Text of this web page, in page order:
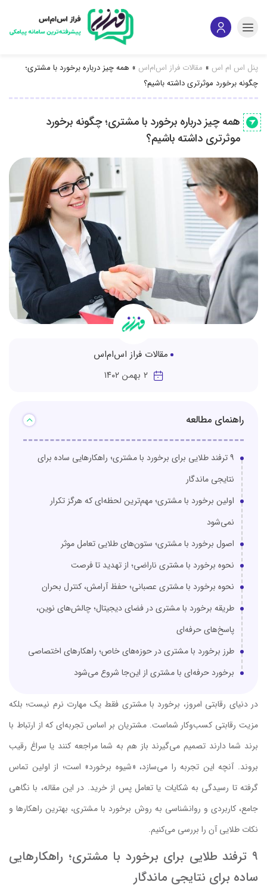
پنل اس ام اس » مقالات فراز اس‌ام‌اس » همه چیز درباره برخورد با مشتری؛
چگونه برخورد موثرتری داشته باشیم؟
همه چیز درباره برخورد با مشتری؛ چگونه برخورد
موثرتری داشته باشیم؟
مقالات فراز اس‌ام‌اس
۲ بهمن ۱۴۰۲
راهنمای مطالعه
۹ ترفند طلایی برای برخورد با مشتری؛ راهکارهایی ساده برای
نتایجی ماندگار
اولین برخورد با مشتری؛ مهم‌ترین لحظه‌ای که هرگز تکرار
نمی‌شود
اصول برخورد با مشتری؛ ستون‌های طلایی تعامل موثر
نحوه برخورد با مشتری ناراضی؛ از تهدید تا فرصت
نحوه برخورد با مشتری عصبانی؛ حفظ آرامش، کنترل بحران
طریقه برخورد با مشتری در فضای دیجیتال؛ چالش‌های نوین،
پاسخ‌های حرفه‌ای
طرز برخورد با مشتری در حوزه‌های خاص؛ راهکارهای اختصاصی
برخورد حرفه‌ای با مشتری از این‌جا شروع می‌شود
در دنیای رقابتی امروز، برخورد با مشتری فقط یک مهارت نرم نیست؛ بلکه
مزیت رقابتی کسب‌وکار شماست. مشتریان بر اساس تجربه‌ای که از ارتباط با
برند شما دارند تصمیم می‌گیرند باز هم به شما مراجعه کنند یا سراغ رقیب
بروند. آنچه این تجربه را می‌سازد، «شیوه برخورد» است؛ از اولین تماس
گرفته تا رسیدگی به شکایات یا تعامل پس از خرید. در این مقاله، با نگاهی
جامع، کاربردی و روانشناسی به روش برخورد با مشتری، بهترین راهکارها و
نکات طلایی آن را بررسی می‌کنیم.
۹ ترفند طلایی برای برخورد با مشتری؛ راهکارهایی
ساده برای نتایجی ماندگار